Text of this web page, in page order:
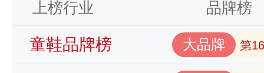
上榜行业 品牌榜
童鞋品牌榜 大品牌 第